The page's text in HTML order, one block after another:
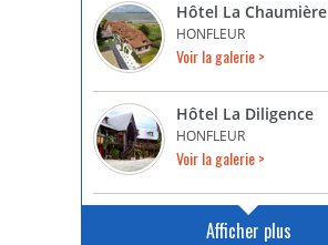
Hôtel La Chaumière
HONFLEUR
Voir la galerie >
Hôtel La Diligence
HONFLEUR
Voir la galerie >
Afficher plus